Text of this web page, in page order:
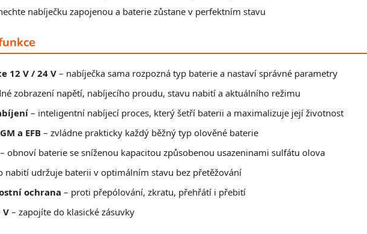
nabíječku zapojenou a baterie zůstane v perfektním stavu
12 V / 24 V – nabíječka sama rozpozná typ baterie a nastaví správné parametry
zobrazení napětí, nabíjecího proudu, stavu nabití a aktuálního režimu
– inteligentní nabíjecí proces, který šetří baterii a maximalizuje její životnost
a EFB – zvládne prakticky každý běžný typ olověné baterie
– obnoví baterie se sníženou kapacitou způsobenou usazeninami sulfátu olova
nabití udržuje baterii v optimálním stavu bez přetěžování
ochrana – proti přepólování, zkratu, přehřátí i přebití
V – zapojíte do klasické zásuvky